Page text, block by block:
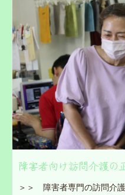
障害者向け訪問介護の